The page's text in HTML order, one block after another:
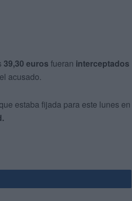
39,30 euros fueran interceptados
acusado.
estaba fijada para este lunes en